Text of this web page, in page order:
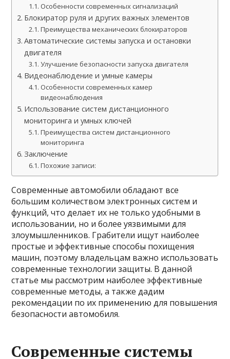
Особенности современных сигнализаций
Блокиратор руля и других важных элементов
Преимущества механических блокираторов
Автоматические системы запуска и остановки
двигателя
Улучшение безопасности запуска двигателя
Видеонаблюдение и умные камеры
Особенности современных камер
видеонаблюдения
Использование систем дистанционного
мониторинга и умных ключей
Преимущества систем дистанционного
мониторинга
Заключение
Похожие записи:
Современные автомобили обладают все
большим количеством электронных систем и
функций, что делает их не только удобными в
использовании, но и более уязвимыми для
злоумышленников. Грабители ищут наиболее
простые и эффективные способы похищения
машин, поэтому владельцам важно использовать
современные технологии защиты. В данной
статье мы рассмотрим наиболее эффективные
современные методы, а также дадим
рекомендации по их применению для повышения
безопасности автомобиля.
Современные системы